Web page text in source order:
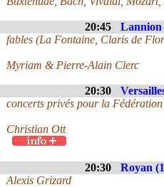
20:45 Lannion
fables (La Fontaine, Claris de
Myriam & Pierre-Alain Clerc
20:30
concerts privés pour la
Christian Ott
20:30 Royan
Alexis Grizard